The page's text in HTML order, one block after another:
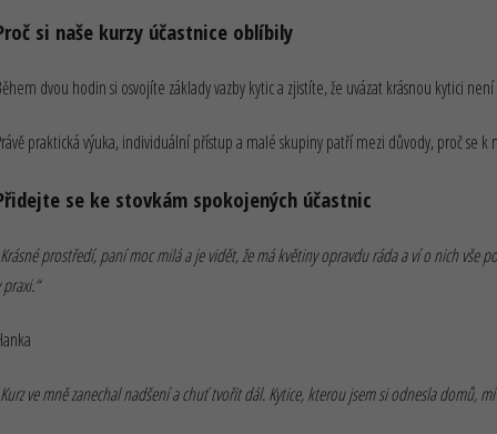
si naše kurzy účastnice oblíbily
dvou hodin si osvojíte základy vazby kytic a zjistíte, že uvázat krásnou kytici
praktická výuka, individuální přístup a malé skupiny patří mezi důvody, proč se
se ke stovkám spokojených účastnic
prostředí, paní moc milá a je vidět, že má květiny opravdu ráda a ví o nich vše
ve mně zanechal nadšení a chuť tvořit dál. Kytice, kterou jsem si odnesla domů,